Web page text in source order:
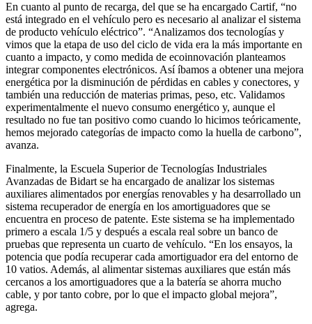
En cuanto al punto de recarga, del que se ha encargado Cartif, “no
está integrado en el vehículo pero es necesario al analizar el sistema
de producto vehículo eléctrico”. “Analizamos dos tecnologías y
vimos que la etapa de uso del ciclo de vida era la más importante en
cuanto a impacto, y como medida de ecoinnovación planteamos
integrar componentes electrónicos. Así íbamos a obtener una mejora
energética por la disminución de pérdidas en cables y conectores, y
también una reducción de materias primas, peso, etc. Validamos
experimentalmente el nuevo consumo energético y, aunque el
resultado no fue tan positivo como cuando lo hicimos teóricamente,
hemos mejorado categorías de impacto como la huella de carbono”,
avanza.
Finalmente, la Escuela Superior de Tecnologías Industriales
Avanzadas de Bidart se ha encargado de analizar los sistemas
auxiliares alimentados por energías renovables y ha desarrollado un
sistema recuperador de energía en los amortiguadores que se
encuentra en proceso de patente. Este sistema se ha implementado
primero a escala 1/5 y después a escala real sobre un banco de
pruebas que representa un cuarto de vehículo. “En los ensayos, la
potencia que podía recuperar cada amortiguador era del entorno de
10 vatios. Además, al alimentar sistemas auxiliares que están más
cercanos a los amortiguadores que a la batería se ahorra mucho
cable, y por tanto cobre, por lo que el impacto global mejora”,
agrega.